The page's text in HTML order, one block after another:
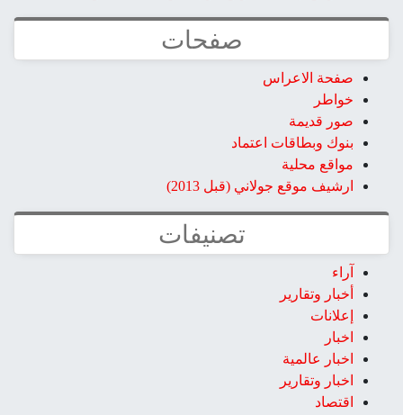
صفحات
صفحة الاعراس
خواطر
صور قديمة
بنوك وبطاقات اعتماد
مواقع محلية
ارشيف موقع جولاني (قبل 2013)
تصنيفات
آراء
أخبار وتقارير
إعلانات
اخبار
اخبار عالمية
اخبار وتقارير
اقتصاد